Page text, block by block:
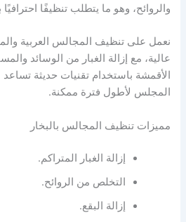
والروائح، وهو ما يتطلب تنظيفًا
نعمل على تنظيف المجالس العربية
عالية، مع إزالة الغبار من الوسائد
الأقمشة باستخدام تقنيات حديثة
المجلس لأطول فترة ممكنة.
مميزات تنظيف المجالس بالبخار
إزالة الغبار المتراكم.
التخلص من الروائح.
إزالة البقع.